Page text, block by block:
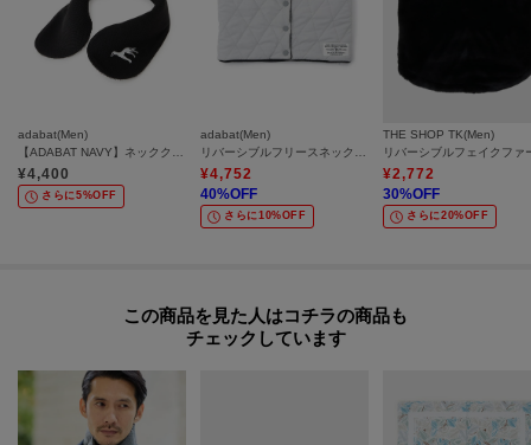
adabat(Men)
【ADABAT NAVY】ネッククーラー
¥4,400
さらに5%OFF
adabat(Men)
リバーシブルフリースネックウォーマー
¥4,752
40%OFF
さらに10%OFF
THE SHOP TK(Men)
¥2,772
30%OFF
さらに20%OFF
この商品を見た人はコチラの商品も
チェックしています